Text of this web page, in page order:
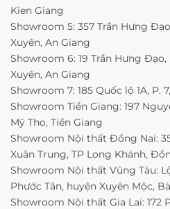
Kien Giang
Showroom 5: 357 Trần Hưng
Xuyên, An Giang
Showroom 6: 19 Trần Hưng Đạo,
Xuyên, An Giang
Showroom 7: 185 Quốc lộ 1A, P.
Showroom Tiền Giang: 197
Mỹ Tho, Tiền Giang
Showroom Nội thất Đồng Nai:
Xuân Trung, TP Long Khánh,
Showroom Nội thất Vũng Tàu:
Phước Tân, huyện Xuyên Mộc,
Showroom Nội thất Gia Lai: 172